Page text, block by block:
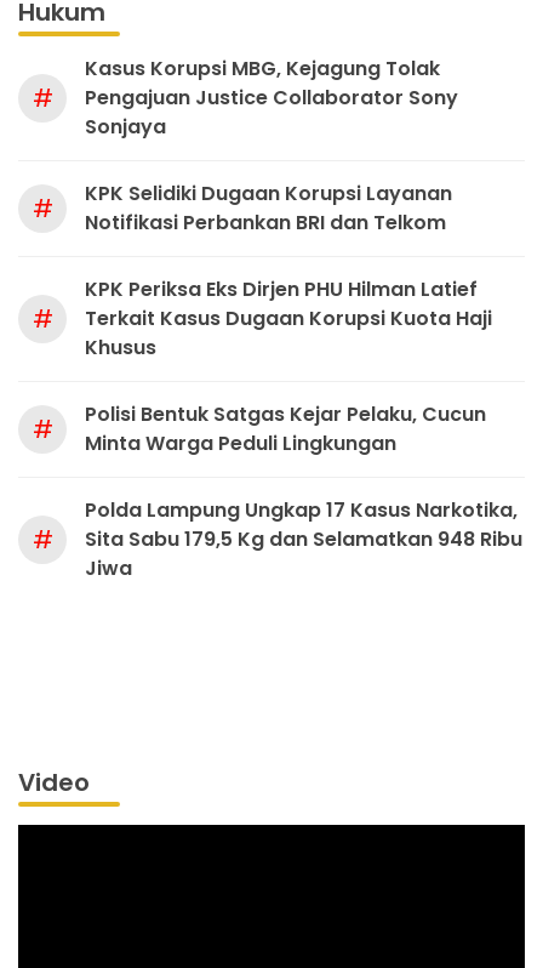
Hukum
#
Kasus Korupsi MBG, Kejagung Tolak
Pengajuan Justice Collaborator Sony
Sonjaya
#
KPK Selidiki Dugaan Korupsi Layanan
Notifikasi Perbankan BRI dan Telkom
#
KPK Periksa Eks Dirjen PHU Hilman Latief
Terkait Kasus Dugaan Korupsi Kuota Haji
Khusus
#
Polisi Bentuk Satgas Kejar Pelaku, Cucun
Minta Warga Peduli Lingkungan
#
Polda Lampung Ungkap 17 Kasus Narkotika,
Sita Sabu 179,5 Kg dan Selamatkan 948 Ribu
Jiwa
Video